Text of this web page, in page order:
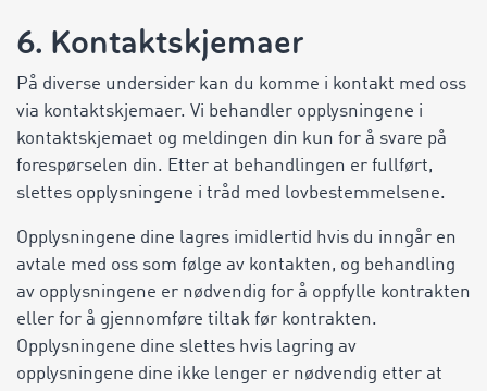
6. Kontaktskjemaer
På diverse undersider kan du komme i kontakt med oss
via kontaktskjemaer. Vi behandler opplysningene i
kontaktskjemaet og meldingen din kun for å svare på
forespørselen din. Etter at behandlingen er fullført,
slettes opplysningene i tråd med lovbestemmelsene.
Opplysningene dine lagres imidlertid hvis du inngår en
avtale med oss som følge av kontakten, og behandling
av opplysningene er nødvendig for å oppfylle kontrakten
eller for å gjennomføre tiltak før kontrakten.
Opplysningene dine slettes hvis lagring av
opplysningene dine ikke lenger er nødvendig etter at